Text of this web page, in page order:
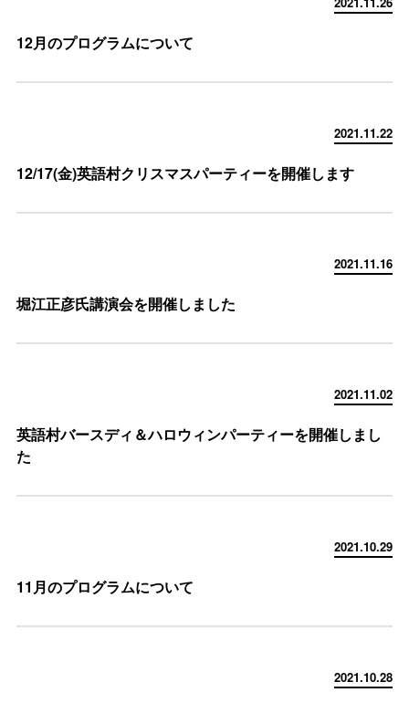
12月のプログラムについて
2021.11.22
12/17(金)英語村クリスマスパーティーを開催します
2021.11.16
堀江正彦氏講演会を開催しました
2021.11.02
英語村バースディ＆ハロウィンパーティーを開催しまし
た
2021.10.29
11月のプログラムについて
2021.10.28